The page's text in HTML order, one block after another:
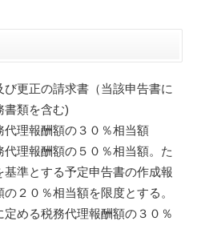
更正の請求書（当該申告書に
書類を含む)
代理報酬額の３０％相当額
理報酬額の５０％相当額。た
準とする予定申告書の作成報
２０％相当額を限度とする。
める税務代理報酬額の３０％